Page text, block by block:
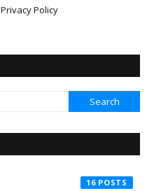
Privacy Policy
16